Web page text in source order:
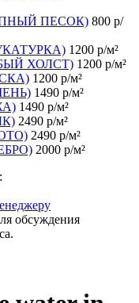
ПЕСОК) 800 р/
1200 р/м²
ХОЛСТ) 1200 р/м²
1200 р/м²
1490 р/м²
1490 р/м²
2490 р/м²
2490 р/м²
2000 р/м²
обсуждения